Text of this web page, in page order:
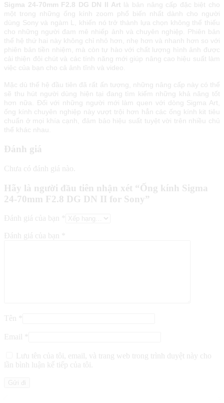
Sigma 24-70mm F2.8 DG DN II Art là bản nâng cấp đặc biệt cho
một trong những ống kính zoom phổ biến nhất dành cho người
dùng Sony và ngàm L, khiến nó trở thành lựa chọn không thể thiếu
cho những người đam mê nhiếp ảnh và chuyên nghiệp. Phiên bản
thế hệ thứ hai này không chỉ nhỏ hơn, nhẹ hơn và nhanh hơn so với
phiên bản tiền nhiệm, mà còn tự hào với chất lượng hình ảnh được
cải thiện đôi chút và các tính năng mới giúp nâng cao hiệu suất làm
việc của bạn cho cả ảnh tĩnh và video.
Mặc dù thế hệ đầu tiên đã rất ấn tượng, những nâng cấp này có thể
sẽ thu hút người dùng hiện tại đang tìm kiếm những khả năng tốt
hơn nữa. Đối với những người mới làm quen với dòng Sigma Art,
ống kính chuyên nghiệp này vượt trội hơn hẳn các ống kính kit tiêu
chuẩn ở mọi khía cạnh, đảm bảo hiệu suất tuyệt vời trên nhiều chủ
thể khác nhau.
Đánh giá
Chưa có đánh giá nào.
Hãy là người đầu tiên nhận xét “Ống kính Sigma
24-70mm F2.8 DG DN II for Sony”
Đánh giá của bạn
Đánh giá của bạn
Tên
Email
Lưu tên của tôi, email, và trang web trong trình duyệt này cho
lần bình luận kế tiếp của tôi.